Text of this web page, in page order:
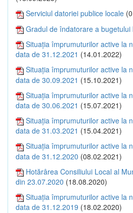
Serviciul datoriei publice locale
Gradul de îndatorare a bugetului
Situația împrumuturilor active la
data de 31.12.2021 (14.01.2022)
Situația împrumuturilor active la
data de 30.09.2021 (15.10.2021)
Situația împrumuturilor active la
data de 30.06.2021 (15.07.2021)
Situația împrumuturilor active la
data de 31.03.2021 (15.04.2021)
Situația împrumuturilor active la
data de 31.12.2020 (08.02.2021)
Hotărârea Consiliului Local al
din 23.07.2020 (18.08.2020)
Situația împrumuturilor active la
data de 31.12.2019 (18.02.2020)